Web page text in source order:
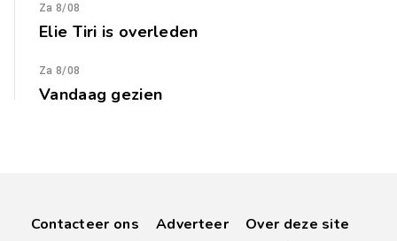
Za 8/08
Elie Tiri is overleden
Za 8/08
Vandaag gezien
Contacteer ons Adverteer
Over deze site